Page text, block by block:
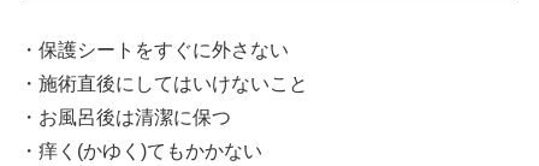
・保護シートをすぐに外さない
・施術直後にしてはいけないこと
・お風呂後は清潔に保つ
・痒く(かゆく)てもかかない